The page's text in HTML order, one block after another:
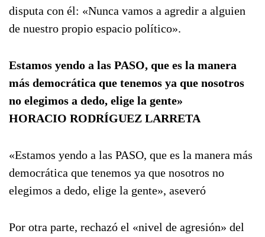
disputa con él: «Nunca vamos a agredir a alguien
de nuestro propio espacio político».
Estamos yendo a las PASO, que es la manera
más democrática que tenemos ya que nosotros
no elegimos a dedo, elige la gente»
HORACIO RODRÍGUEZ LARRETA
«Estamos yendo a las PASO, que es la manera más
democrática que tenemos ya que nosotros no
elegimos a dedo, elige la gente», aseveró
Por otra parte, rechazó el «nivel de agresión» del